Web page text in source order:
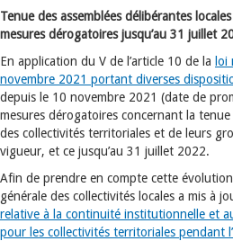
Tenue des assemblées délibérantes
mesures dérogatoires jusqu’au 31 juillet
En application du V de l’article 10 de la loi
novembre 2021 portant diverses
depuis le 10 novembre 2021 (date de
mesures dérogatoires concernant la
des collectivités territoriales et de leurs
vigueur, et ce jusqu’au 31 juillet 2022.
Afin de prendre en compte cette
générale des collectivités locales a mis à
relative à la continuité institutionnelle et
pour les collectivités territoriales pendant